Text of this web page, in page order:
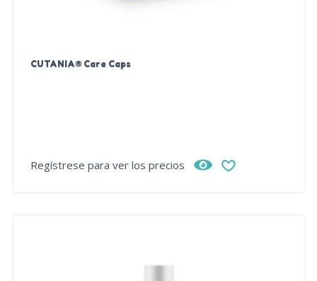
CUTANIA® Care Caps
Regístrese para ver los precios